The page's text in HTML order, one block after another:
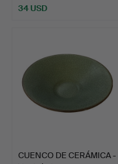
34 USD
CUENCO DE CERÁMICA -